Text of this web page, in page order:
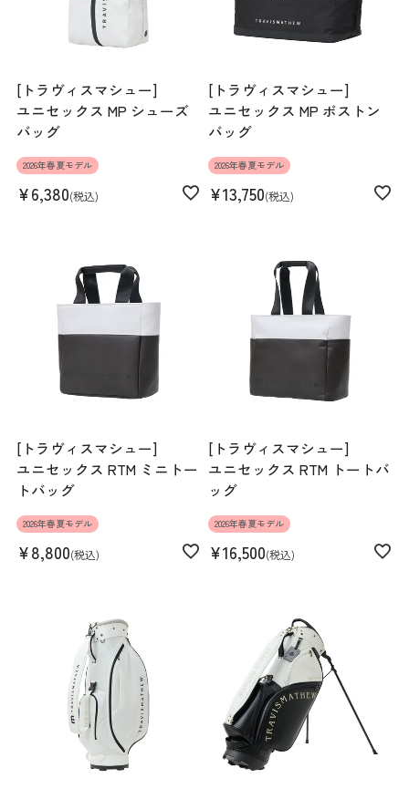
[トラヴィスマシュー]
ユニセックス MP シューズ
バッグ
2026年春夏モデル
¥6,380 税込
[トラヴィスマシュー]
ユニセックス MP ボストン
バッグ
2026年春夏モデル
¥13,750 税込
[トラヴィスマシュー]
ユニセックス RTM ミニトー
トバッグ
2026年春夏モデル
¥8,800 税込
[トラヴィスマシュー]
ユニセックス RTM トートバ
ッグ
2026年春夏モデル
¥16,500 税込